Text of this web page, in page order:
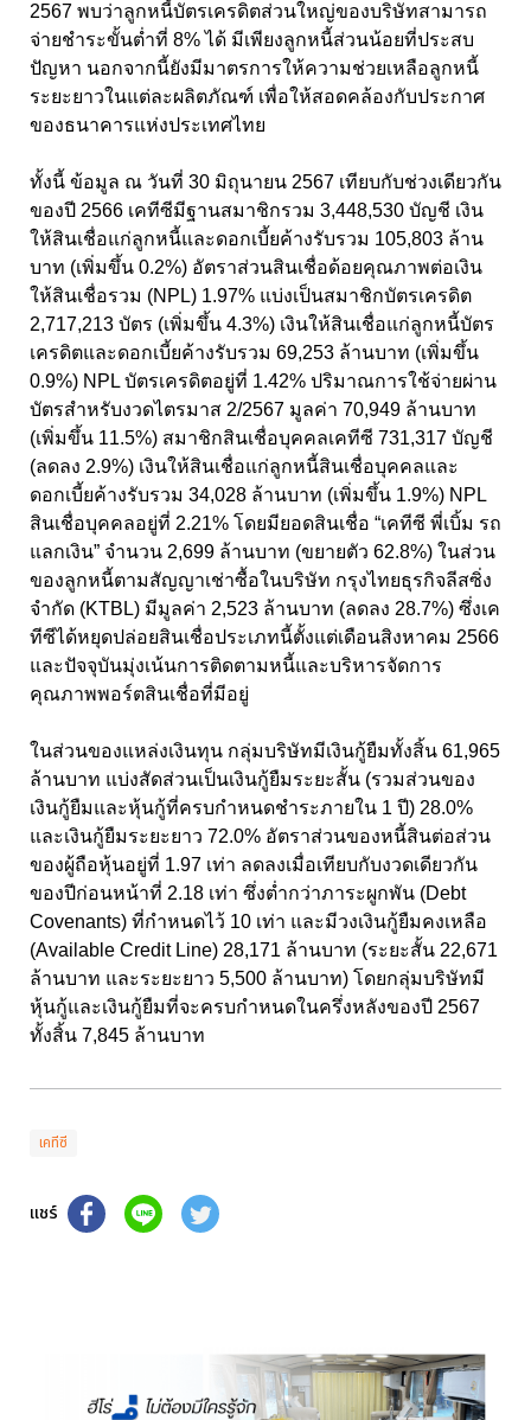
2567 พบว่าลูกหนี้บัตรเครดิตส่วนใหญ่ของบริษัทสามารถ
จ่ายชำระขั้นต่ำที่ 8% ได้ มีเพียงลูกหนี้ส่วนน้อยที่ประสบ
ปัญหา นอกจากนี้ยังมีมาตรการให้ความช่วยเหลือลูกหนี้
ระยะยาวในแต่ละผลิตภัณฑ์ เพื่อให้สอดคล้องกับประกาศ
ของธนาคารแห่งประเทศไทย
ทั้งนี้ ข้อมูล ณ วันที่ 30 มิถุนายน 2567 เทียบกับช่วงเดียวกัน
ของปี 2566 เคทีซีมีฐานสมาชิกรวม 3,448,530 บัญชี เงิน
ให้สินเชื่อแก่ลูกหนี้และดอกเบี้ยค้างรับรวม 105,803 ล้าน
บาท (เพิ่มขึ้น 0.2%) อัตราส่วนสินเชื่อด้อยคุณภาพต่อเงิน
ให้สินเชื่อรวม (NPL) 1.97% แบ่งเป็นสมาชิกบัตรเครดิต
2,717,213 บัตร (เพิ่มขึ้น 4.3%) เงินให้สินเชื่อแก่ลูกหนี้บัตร
เครดิตและดอกเบี้ยค้างรับรวม 69,253 ล้านบาท (เพิ่มขึ้น
0.9%) NPL บัตรเครดิตอยู่ที่ 1.42% ปริมาณการใช้จ่ายผ่าน
บัตรสำหรับงวดไตรมาส 2/2567 มูลค่า 70,949 ล้านบาท
(เพิ่มขึ้น 11.5%) สมาชิกสินเชื่อบุคคลเคทีซี 731,317 บัญชี
(ลดลง 2.9%) เงินให้สินเชื่อแก่ลูกหนี้สินเชื่อบุคคลและ
ดอกเบี้ยค้างรับรวม 34,028 ล้านบาท (เพิ่มขึ้น 1.9%) NPL
สินเชื่อบุคคลอยู่ที่ 2.21% โดยมียอดสินเชื่อ “เคทีซี พี่เบิ้ม รถ
แลกเงิน” จำนวน 2,699 ล้านบาท (ขยายตัว 62.8%) ในส่วน
ของลูกหนี้ตามสัญญาเช่าซื้อในบริษัท กรุงไทยธุรกิจลีสซิ่ง
จำกัด (KTBL) มีมูลค่า 2,523 ล้านบาท (ลดลง 28.7%) ซึ่งเค
ทีซีได้หยุดปล่อยสินเชื่อประเภทนี้ตั้งแต่เดือนสิงหาคม 2566
และปัจจุบันมุ่งเน้นการติดตามหนี้และบริหารจัดการ
คุณภาพพอร์ตสินเชื่อที่มีอยู่
ในส่วนของแหล่งเงินทุน กลุ่มบริษัทมีเงินกู้ยืมทั้งสิ้น 61,965
ล้านบาท แบ่งสัดส่วนเป็นเงินกู้ยืมระยะสั้น (รวมส่วนของ
เงินกู้ยืมและหุ้นกู้ที่ครบกำหนดชำระภายใน 1 ปี) 28.0%
และเงินกู้ยืมระยะยาว 72.0% อัตราส่วนของหนี้สินต่อส่วน
ของผู้ถือหุ้นอยู่ที่ 1.97 เท่า ลดลงเมื่อเทียบกับงวดเดียวกัน
ของปีก่อนหน้าที่ 2.18 เท่า ซึ่งต่ำกว่าภาระผูกพัน (Debt
Covenants) ที่กำหนดไว้ 10 เท่า และมีวงเงินกู้ยืมคงเหลือ
(Available Credit Line) 28,171 ล้านบาท (ระยะสั้น 22,671
ล้านบาท และระยะยาว 5,500 ล้านบาท) โดยกลุ่มบริษัทมี
หุ้นกู้และเงินกู้ยืมที่จะครบกำหนดในครึ่งหลังของปี 2567
ทั้งสิ้น 7,845 ล้านบาท
เคทีซี
แชร์